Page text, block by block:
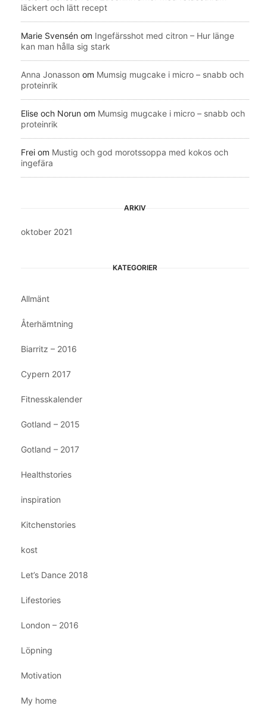
läckert och lätt recept
Marie Svensén om Ingefärsshot med citron – Hur länge
kan man hålla sig stark
Anna Jonasson om Mumsig mugcake i micro – snabb och
proteinrik
Elise och Norun om Mumsig mugcake i micro – snabb och
proteinrik
Frei om Mustig och god morotssoppa med kokos och
ingefära
ARKIV
oktober 2021
KATEGORIER
Allmänt
Återhämtning
Biarritz – 2016
Cypern 2017
Fitnesskalender
Gotland – 2015
Gotland – 2017
Healthstories
inspiration
Kitchenstories
kost
Let’s Dance 2018
Lifestories
London – 2016
Löpning
Motivation
My home